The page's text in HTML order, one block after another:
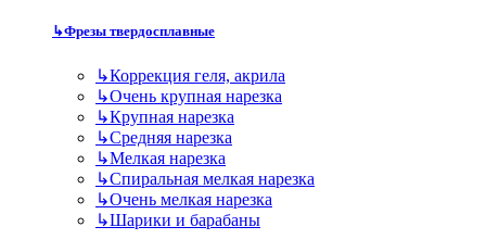
↳Фрезы твердосплавные
↳Коррекция геля, акрила
↳Очень крупная нарезка
↳Крупная нарезка
↳Средняя нарезка
↳Мелкая нарезка
↳Спиральная мелкая нарезка
↳Очень мелкая нарезка
↳Шарики и барабаны